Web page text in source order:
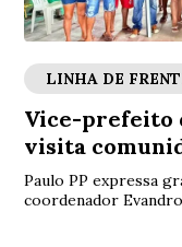
LINHA DE
Vice-prefeito
visita
Paulo PP expressa
coordenador